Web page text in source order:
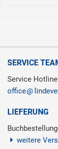
SERVICE
Service
office
LIEFERUNG
weitere